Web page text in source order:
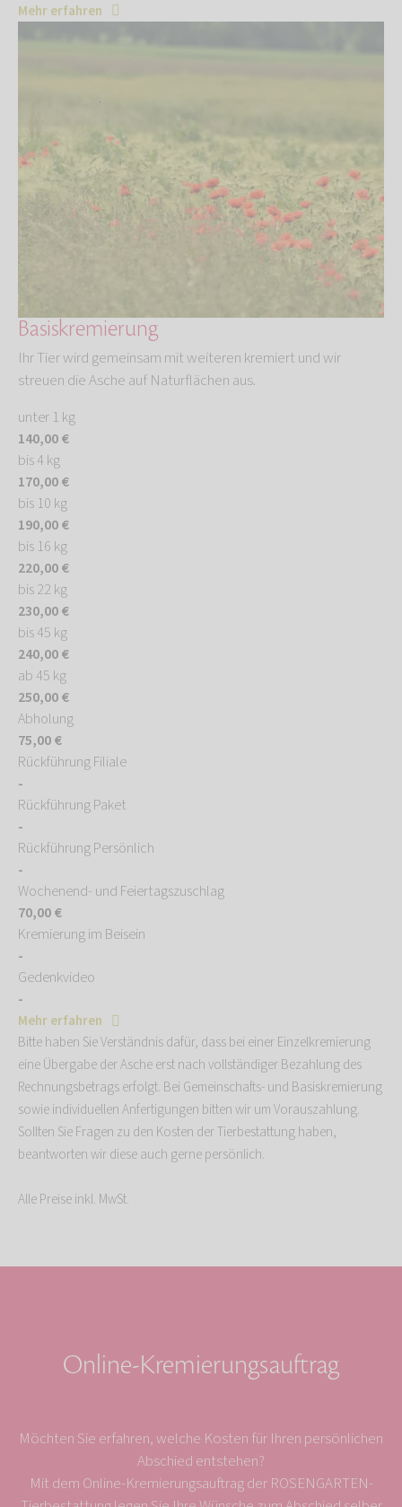
Mehr erfahren
Basiskremierung
Ihr Tier wird gemeinsam mit weiteren kremiert und wir
streuen die Asche auf Naturflächen aus.
unter 1 kg
140,00 €
bis 4 kg
170,00 €
bis 10 kg
190,00 €
bis 16 kg
220,00 €
bis 22 kg
230,00 €
bis 45 kg
240,00 €
ab 45 kg
250,00 €
Abholung
75,00 €
Rückführung Filiale
-
Rückführung Paket
-
Rückführung Persönlich
-
Wochenend- und Feiertagszuschlag
70,00 €
Kremierung im Beisein
-
Gedenkvideo
-
Mehr erfahren
Bitte haben Sie Verständnis dafür, dass bei einer Einzelkremierung
eine Übergabe der Asche erst nach vollständiger Bezahlung des
Rechnungsbetrags erfolgt. Bei Gemeinschafts- und Basiskremierung
sowie individuellen Anfertigungen bitten wir um Vorauszahlung.
Sollten Sie Fragen zu den Kosten der Tierbestattung haben,
beantworten wir diese auch gerne persönlich.
Alle Preise inkl. MwSt.
Online-Kremierungsauftrag
Möchten Sie erfahren, welche Kosten für Ihren persönlichen
Abschied entstehen?
Mit dem Online-Kremierungsauftrag der ROSENGARTEN-